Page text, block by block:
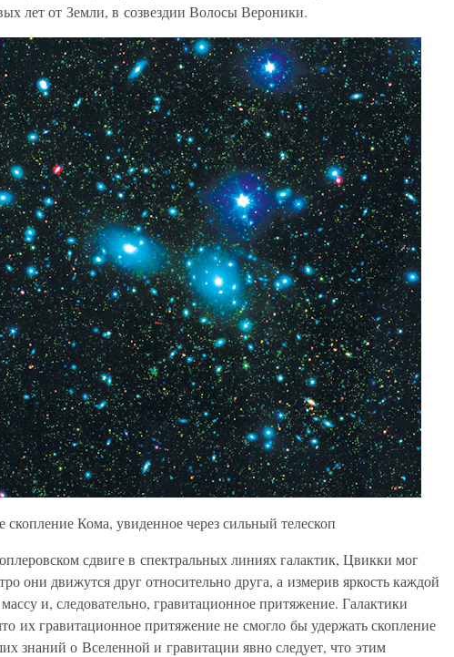
лет от Земли, в созвездии Волосы Вероники.
скопление Кома, увиденное через сильный телескоп
сдвиге в спектральных линиях галактик, Цвикки мог
они движутся друг относительно друга, а измерив яркость каждой
и, следовательно, гравитационное притяжение. Галактики
их гравитационное притяжение не смогло бы удержать скопление
знаний о Вселенной и гравитации явно следует, что этим